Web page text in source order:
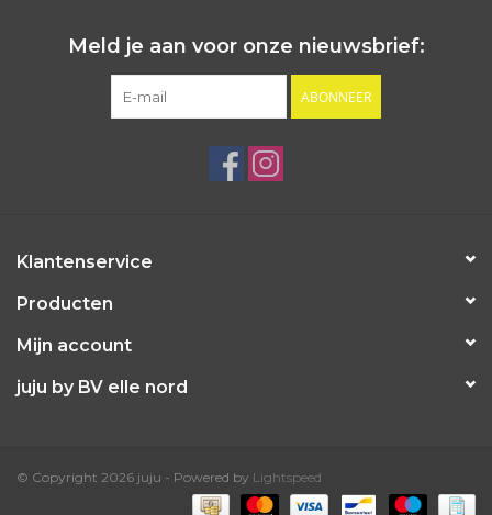
Meld je aan voor onze nieuwsbrief:
ABONNEER
Klantenservice
Producten
Mijn account
juju by BV elle nord
© Copyright 2026 juju - Powered by Lightspeed